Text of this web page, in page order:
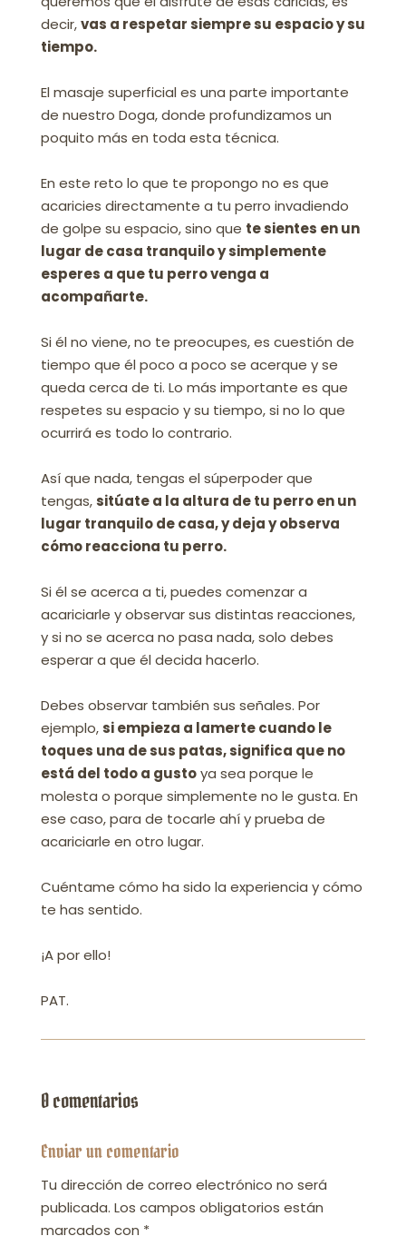
decir,vas a respetar siempre su espacio y su
tiempo.
El masaje superficial es una parte importante
de nuestro Doga, donde profundizamos un
poquito más en toda esta técnica.
En este reto lo que te propongo no es que
acaricies directamente a tu perro invadiendo
de golpe su espacio, sino que te sientes en un
lugar de casa tranquilo y simplemente
esperes a que tu perro venga a
acompañarte.
Si él no viene, no te preocupes, es cuestión de
tiempo que él poco a poco se acerque y se
queda cerca de ti. Lo más importante es que
respetes su espacio y su tiempo, si no lo que
ocurrirá es todo lo contrario.
Así que nada, tengas el súperpoder que
tengas, sitúate a la altura de tu perro en un
lugar tranquilo de casa, y deja y observa
cómo reacciona tu perro.
Si él se acerca a ti, puedes comenzar a
acariciarle y observar sus distintas reacciones,
y si no se acerca no pasa nada, solo debes
esperar a que él decida hacerlo.
Debes observar también sus señales. Por
ejemplo, si empieza a lamerte cuando le
toques una de sus patas, significa que no
está del todo a gustoya sea porque le
molesta o porque simplemente no le gusta. En
ese caso, para de tocarle ahí y prueba de
acariciarle en otro lugar.
Cuéntame cómo ha sido la experiencia y cómo
te has sentido.
¡A por ello!
PAT.
0 comentarios
Enviar un comentario
Tu dirección de correo electrónico no será
publicada. Los campos obligatorios están
marcados con *